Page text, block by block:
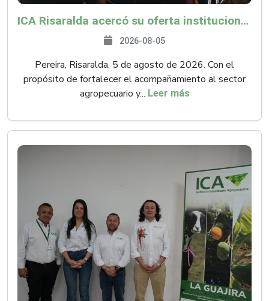
ICA Risaralda acercó su oferta institucional a productores y emprendedores en Expocamello
2026-08-05
Pereira, Risaralda, 5 de agosto de 2026. Con el
propósito de fortalecer el acompañamiento al sector
agropecuario y... Leer más